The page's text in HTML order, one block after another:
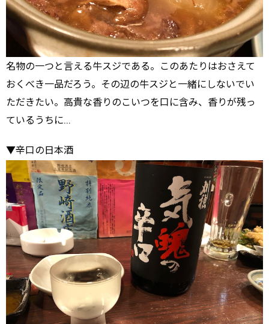
名物の一つと言える牛スジである。このあたりはおさえて
おくべき一品だろう。その辺の牛スジと一緒にしないでい
ただきたい。高貴な香りのこいつを口に含み、香りが残っ
ているうちに…
▼辛口の日本酒